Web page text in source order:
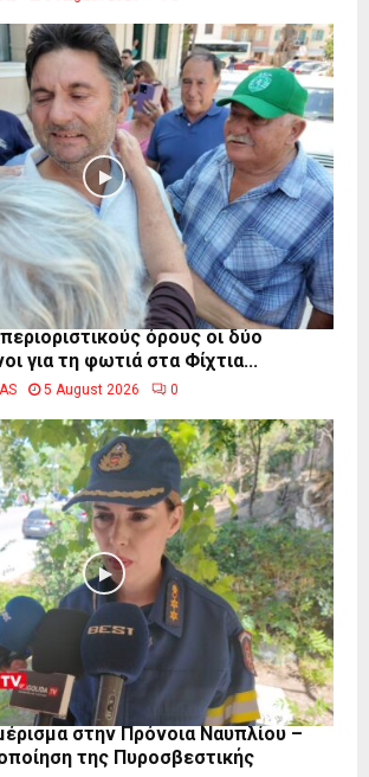
όρους οι δύο
για τη φωτιά στα Φίχτια...
5 August 2026 0
στην Πρόνοια Ναυπλίου –
της Πυροσβεστικής